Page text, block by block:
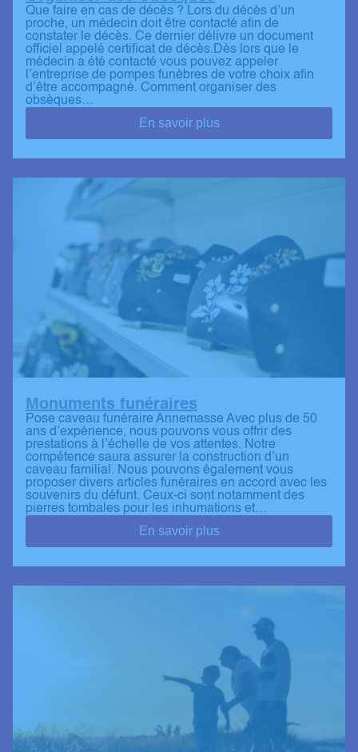
Que faire en cas de décès ? Lors du décès d’un
proche, un médecin doit être contacté afin de
constater le décès. Ce dernier délivre un document
officiel appelé certificat de décès.Dès lors que le
médecin a été contacté vous pouvez appeler
l’entreprise de pompes funèbres de votre choix afin
d’être accompagné. Comment organiser des
obsèques…
En savoir plus
Monuments funéraires
Pose caveau funéraire Annemasse Avec plus de 50
ans d’expérience, nous pouvons vous offrir des
prestations à l’échelle de vos attentes. Notre
compétence saura assurer la construction d’un
caveau familial. Nous pouvons également vous
proposer divers articles funéraires en accord avec les
souvenirs du défunt. Ceux-ci sont notamment des
pierres tombales pour les inhumations et…
En savoir plus